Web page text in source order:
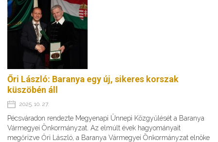
Őri László: Baranya egy új, sikeres korszak
küszöbén áll
2025. 10. 27.
Pécsváradon rendezte Megyenapi Ünnepi Közgyűlését a Baranya
Vármegyei Önkormányzat. Az elmúlt évek hagyományait
megőrizve Őri László, a Baranya Vármegyei Önkormányzat elnöke